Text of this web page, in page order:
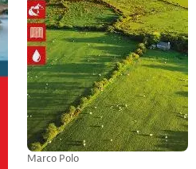
Marco Polo